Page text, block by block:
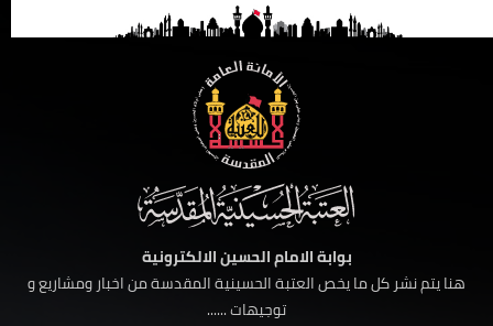
بوابة الامام الحسين الالكترونية
هنا يتم نشر كل ما يخص العتبة الحسينية المقدسة من اخبار ومشاريع و
توجيهات ......